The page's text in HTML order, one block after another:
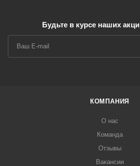
Будьте в курсе наших
КОМПАНИЯ
О нас
Команда
Отзывы
Вакансии